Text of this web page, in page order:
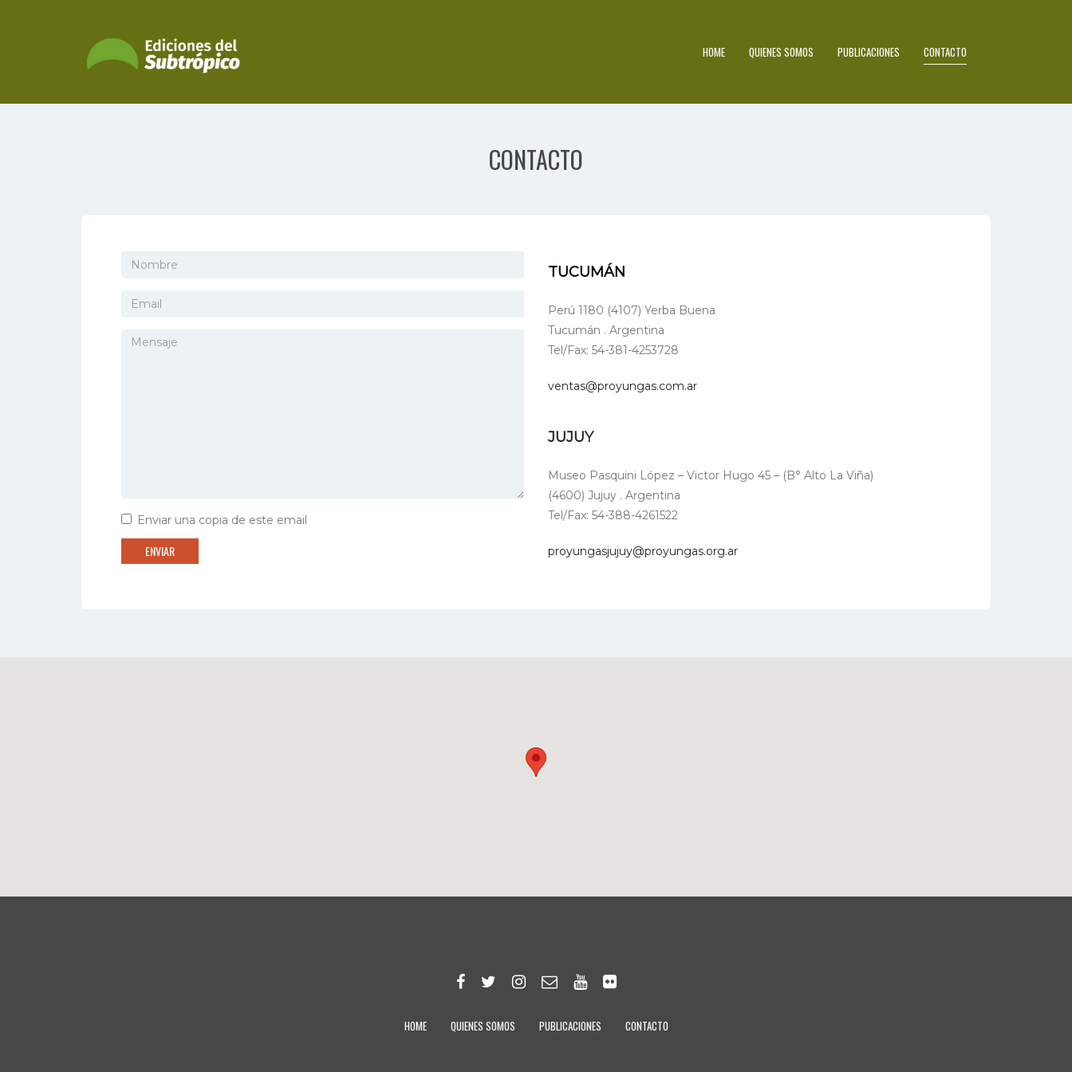
HOME QUIENES SOMOS PUBLICACIONES CONTACTO
CONTACTO
Enviar una copia de este email
TUCUMÁN
Perú 1180 (4107) Yerba Buena
Tucumán . Argentina
Tel/Fax: 54-381-4253728
ventas@proyungas.com.ar
JUJUY
Museo Pasquini López – Victor Hugo 45 – (B° Alto La Viña)
(4600) Jujuy . Argentina
Tel/Fax: 54-388-4261522
proyungasjujuy@proyungas.org.ar
HOME QUIENES SOMOS PUBLICACIONES CONTACTO